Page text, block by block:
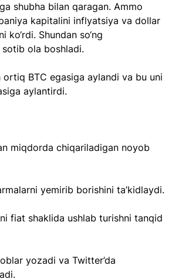
shubha bilan qaragan. Ammo
kapitalini inflyatsiya va dollar
Shundan so‘ng
ola boshladi.
BTC egasiga aylandi va bu uni
aylantirdi.
miqdorda chiqariladigan noyob
yemirib borishini ta’kidlaydi.
fiat shaklida ushlab turishni tanqid
yozadi va Twitter’da